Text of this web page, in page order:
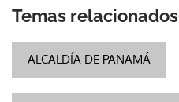
Temas relacionados
ALCALDÍA DE PANAMÁ